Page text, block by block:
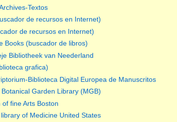
Textos
de recursos en Internet)
de recursos en Internet)
Books (buscador de libros)
Bibliotheek van Neederland
grafica)
Biblioteca Digital Europea de Manuscritos
Botanical Garden Library (MGB)
of fine Arts Boston
of Medicine United States